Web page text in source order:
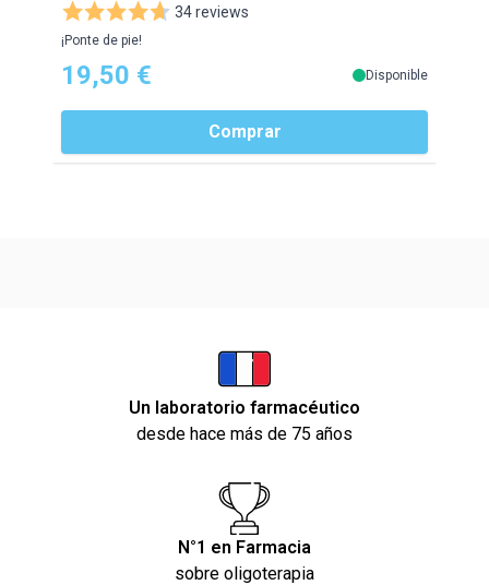
34 reviews
¡Ponte de pie!
19,50 € Disponible
Comprar
Un laboratorio farmacéutico
desde hace más de 75 años
N°1 en Farmacia
sobre oligoterapia